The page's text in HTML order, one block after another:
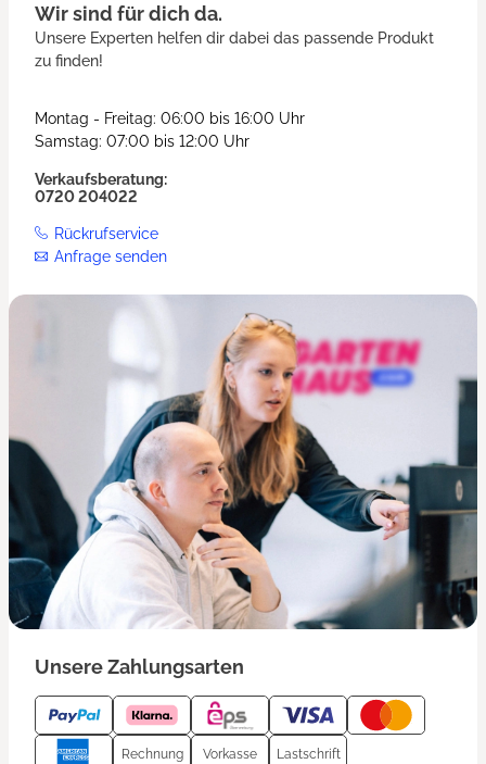
Wir sind für dich da.
Unsere Experten helfen dir dabei das passende Produkt
zu finden!
Montag - Freitag: 06:00 bis 16:00 Uhr
Samstag: 07:00 bis 12:00 Uhr
Verkaufsberatung:
0720 204022
Rückrufservice
Anfrage senden
Unsere Zahlungsarten
Rechnung Vorkasse Lastschrift